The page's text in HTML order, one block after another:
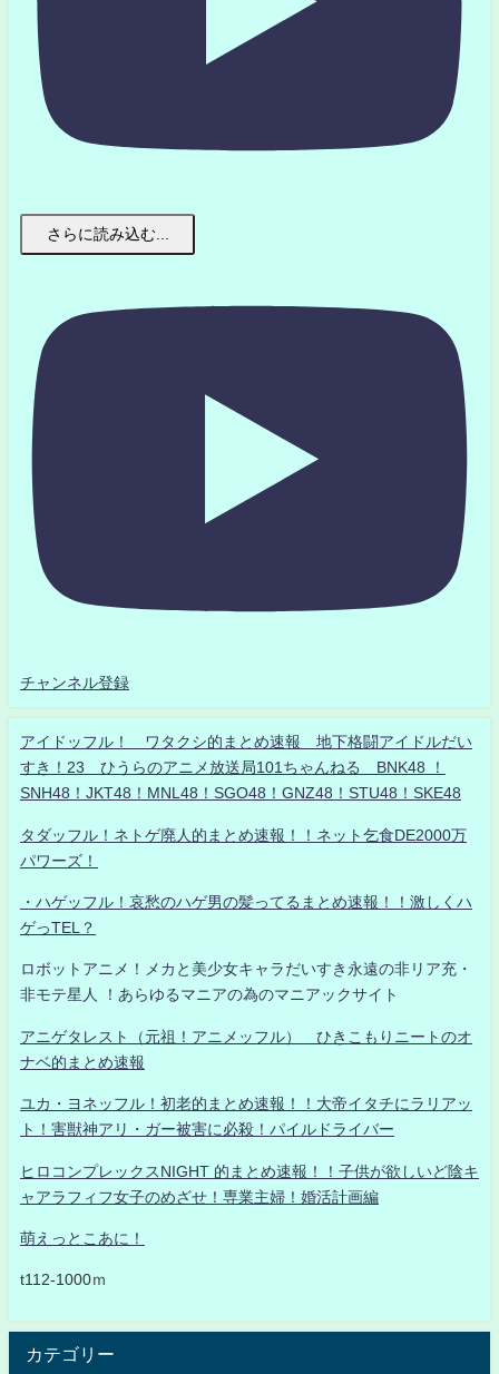
さらに読み込む...
チャンネル登録
アイドッフル！ ワタクシ的まとめ速報 地下格闘アイドルだい
すき！23 ひうらのアニメ放送局101ちゃんねる BNK48 ！
SNH48！JKT48！MNL48！SGO48！GNZ48！STU48！SKE48
タダッフル！ネトゲ廃人的まとめ速報！！ネット乞食DE2000万
パワーズ！
・ハゲッフル！哀愁のハゲ男の髪ってるまとめ速報！！激しくハ
ゲっTEL？
ロボットアニメ！メカと美少女キャラだいすき永遠の非リア充・
非モテ星人 ！あらゆるマニアの為のマニアックサイト
アニゲタレスト（元祖！アニメッフル） ひきこもりニートのオ
ナベ的まとめ速報
ユカ・ヨネッフル！初老的まとめ速報！！大帝イタチにラリアッ
ト！害獣神アリ・ガー被害に必殺！パイルドライバー
ヒロコンプレックスNIGHT 的まとめ速報！！子供が欲しいど陰キ
ャアラフィフ女子のめざせ！専業主婦！婚活計画編
萌えっとこあに！
t112-1000ｍ
カテゴリー